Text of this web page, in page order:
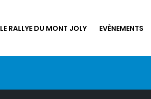
LE RALLYE DU MONT JOLY EVÈNEMENTS